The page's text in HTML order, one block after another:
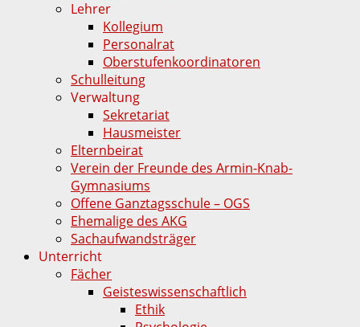
Lehrer
Kollegium
Personalrat
Oberstufenkoordinatoren
Schulleitung
Verwaltung
Sekretariat
Hausmeister
Elternbeirat
Verein der Freunde des Armin-Knab-
Gymnasiums
Offene Ganztagsschule – OGS
Ehemalige des AKG
Sachaufwandsträger
Unterricht
Fächer
Geisteswissenschaftlich
Ethik